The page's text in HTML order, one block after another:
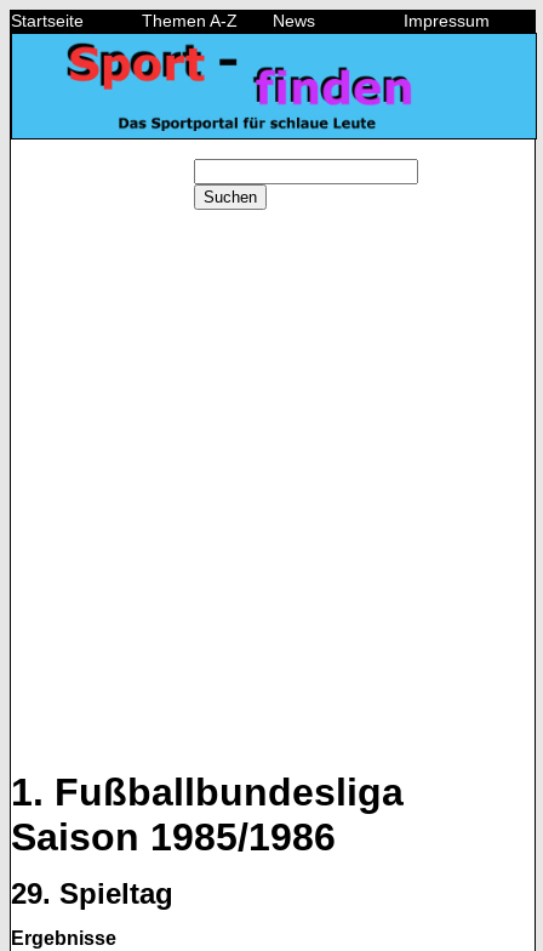
Startseite Themen A-Z News Impressum
Suchen
1. Fußballbundesliga
Saison 1985/1986
29. Spieltag
Ergebnisse